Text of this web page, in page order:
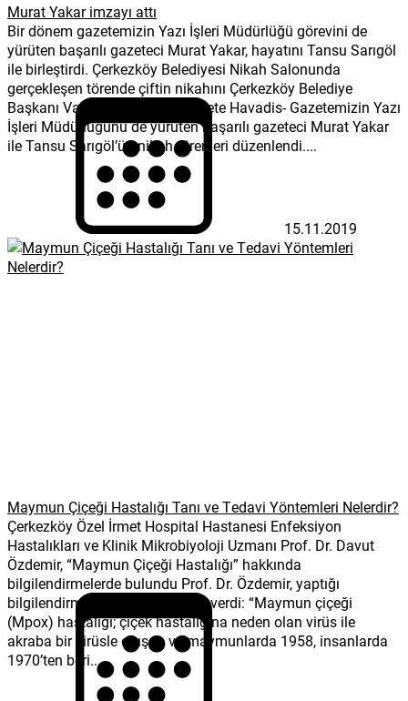
Murat Yakar imzayı attı
Bir dönem gazetemizin Yazı İşleri Müdürlüğü görevini de
yürüten başarılı gazeteci Murat Yakar, hayatını Tansu Sarıgöl
ile birleştirdi. Çerkezköy Belediyesi Nikah Salonunda
gerçekleşen törende çiftin nikahını Çerkezköy Belediye
Başkanı Vahap Akay kıydı. Gazete Havadis- Gazetemizin Yazı
İşleri Müdürlüğünü de yürüten başarılı gazeteci Murat Yakar
ile Tansu Sarıgöl’ün nikah törenleri düzenlendi....
15.11.2019
Maymun Çiçeği Hastalığı Tanı ve Tedavi Yöntemleri Nelerdir?
Çerkezköy Özel İrmet Hospital Hastanesi Enfeksiyon
Hastalıkları ve Klinik Mikrobiyoloji Uzmanı Prof. Dr. Davut
Özdemir, “Maymun Çiçeği Hastalığı” hakkında
bilgilendirmelerde bulundu Prof. Dr. Özdemir, yaptığı
bilgilendirmede şu ifadelere yer verdi: “Maymun çiçeği
(Mpox) hastalığı; çiçek hastalığına neden olan virüs ile
akraba bir virüsle oluşan ve maymunlarda 1958, insanlarda
1970’ten beri...